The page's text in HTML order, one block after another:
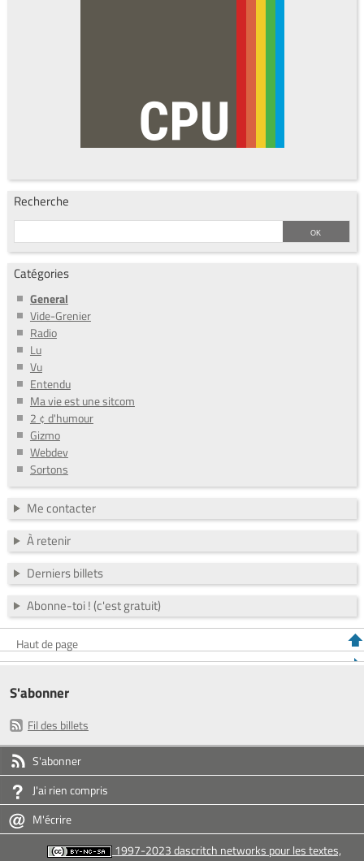
Recherche
Catégories
General
Vide-Grenier
Radio
Lu
Vu
Entendu
Ma vie est une sitcom
2 ¢ d'humour
Gizmo
Webdev
Sortons
Me contacter
À retenir
Derniers billets
Abonne-toi ! (c'est gratuit)
Haut de page
S'abonner
Fil des billets
S'abonner
J'ai rien compris
M'écrire
1997-2023 dascritch networks pour les textes,